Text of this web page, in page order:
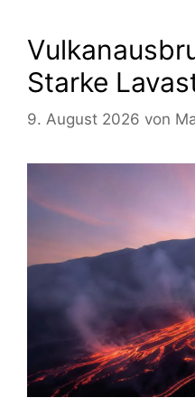
Starke
9. August 2026 von